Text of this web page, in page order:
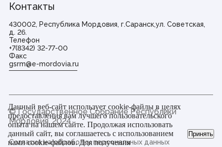
Контакты
430002, Республика Мордовия, г.Саранск,ул. Советская,
д. 26.
Телефон
+7(8342) 32-77-00
Факс
gsrm@e-mordovia.ru
© Государственное Cобрание Республики
Мордовия,2024
Согласие на обработку персональных данных
Данный веб-сайт использует cookie-файлы в целях
предоставления вам лучшего пользовательского
опыта на нашем сайте. Продолжая использовать
данный сайт, вы соглашаетесь с использованием
нами cookie-файлов. Для получения
Принять